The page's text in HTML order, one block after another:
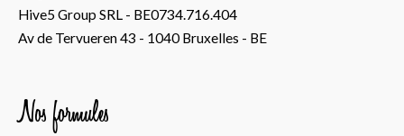
Hive5 Group SRL - BE0734.716.404
Av de Tervueren 43 - 1040 Bruxelles - BE
Nos formules